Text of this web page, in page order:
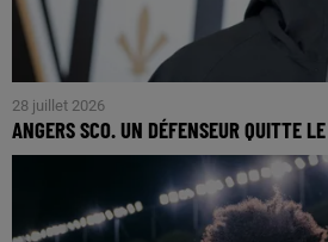
28 juillet 2026
ANGERS SCO. UN DÉFENSEUR QUITTE